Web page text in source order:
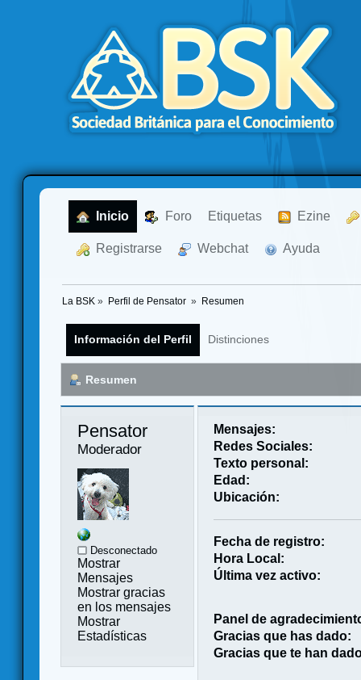
Inicio Foro Etiquetas Ezine
Registrarse Webchat Ayuda
La BSK » Perfil de Pensator » Resumen
Información del Perfil Distinciones
Resumen
Pensator
Moderador
Desconectado
Mostrar
Mensajes
Mostrar gracias
en los mensajes
Mostrar
Estadísticas
Mensajes:
Redes Sociales:
Texto personal:
Edad:
Ubicación:
Fecha de registro:
Hora Local:
Última vez activo:
Panel de
Gracias que has dado:
Gracias que te han